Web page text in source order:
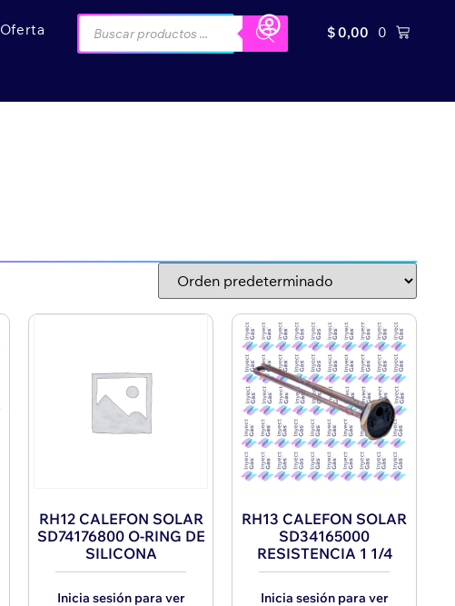
Oferta $0,00 0
RH12 CALEFON SOLAR
SD74176800 O-RING DE
SILICONA
Inicia sesión para ver
RH13 CALEFON SOLAR
SD34165000
RESISTENCIA 1 1/4
Inicia sesión para ver